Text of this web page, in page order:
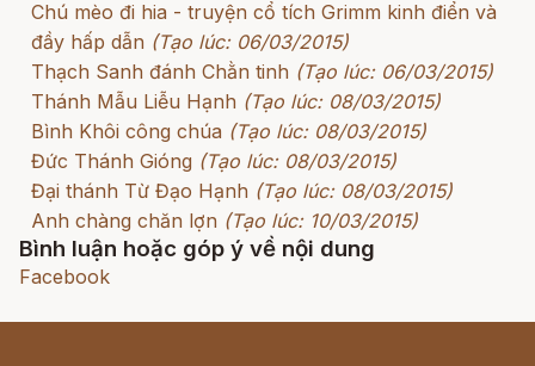
Chú mèo đi hia - truyện cổ tích Grimm kinh điển và
đầy hấp dẫn (Tạo lúc: 06/03/2015)
Thạch Sanh đánh Chằn tinh (Tạo lúc: 06/03/2015)
Thánh Mẫu Liễu Hạnh (Tạo lúc: 08/03/2015)
Bình Khôi công chúa (Tạo lúc: 08/03/2015)
Đức Thánh Gióng (Tạo lúc: 08/03/2015)
Đại thánh Từ Đạo Hạnh (Tạo lúc: 08/03/2015)
Anh chàng chăn lợn (Tạo lúc: 10/03/2015)
Bình luận hoặc góp ý về nội dung
Facebook